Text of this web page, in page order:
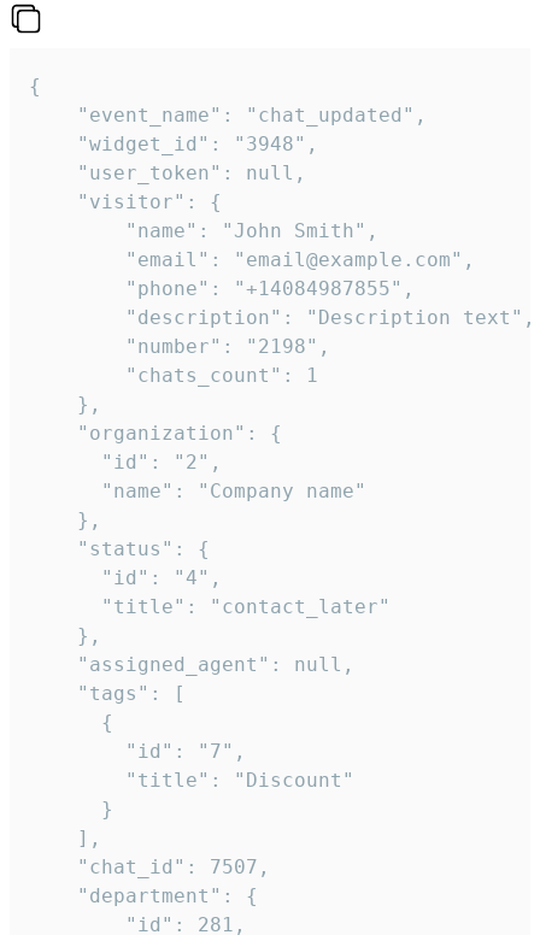
{
    "event_name": "chat_updated",
    "widget_id": "3948",
    "user_token": null,
    "visitor": {
        "name": "John Smith",
        "email": "email@example.com",
        "phone": "+14084987855",
        "description": "Description text",
        "number": "2198",
        "chats_count": 1
    },
    "organization": {
      "id": "2",
      "name": "Company name"
    },
    "status": {
      "id": "4",
      "title": "contact_later"
    },
    "assigned_agent": null,
    "tags": [
      {
        "id": "7",
        "title": "Discount"
      }
    ],
    "chat_id": 7507,
    "department": {
        "id": 281,